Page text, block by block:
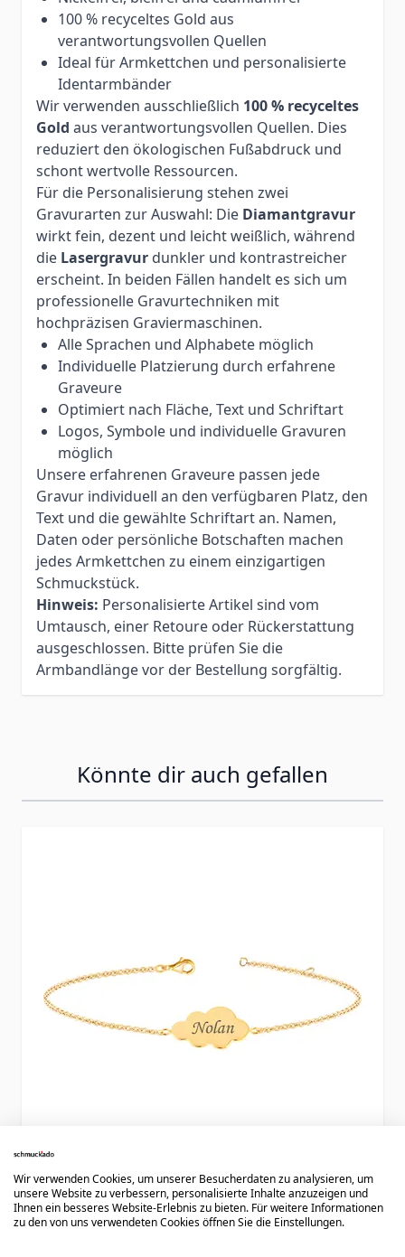
100 % recyceltes Gold aus
verantwortungsvollen Quellen
Ideal für Armkettchen und personalisierte
Identarmbänder
Wir verwenden ausschließlich 100 % recyceltes
Gold aus verantwortungsvollen Quellen. Dies
reduziert den ökologischen Fußabdruck und
schont wertvolle Ressourcen.
Für die Personalisierung stehen zwei
Gravurarten zur Auswahl: Die Diamantgravur
wirkt fein, dezent und leicht weißlich, während
die Lasergravur dunkler und kontrastreicher
erscheint. In beiden Fällen handelt es sich um
professionelle Gravurtechniken mit
hochpräzisen Graviermaschinen.
Alle Sprachen und Alphabete möglich
Individuelle Platzierung durch erfahrene
Graveure
Optimiert nach Fläche, Text und Schriftart
Logos, Symbole und individuelle Gravuren
möglich
Unsere erfahrenen Graveure passen jede
Gravur individuell an den verfügbaren Platz, den
Text und die gewählte Schriftart an. Namen,
Daten oder persönliche Botschaften machen
jedes Armkettchen zu einem einzigartigen
Schmuckstück.
Hinweis: Personalisierte Artikel sind vom
Umtausch, einer Retoure oder Rückerstattung
ausgeschlossen. Bitte prüfen Sie die
Armbandlänge vor der Bestellung sorgfältig.
Könnte dir auch gefallen
Wolkenarmband vergoldet mit Gravur -
2430
Wir verwenden Cookies, um unserer Besucherdaten zu analysieren, um
unsere Website zu verbessern, personalisierte Inhalte anzuzeigen und
Ihnen ein besseres Website-Erlebnis zu bieten. Für weitere Informationen
zu den von uns verwendeten Cookies öffnen Sie die Einstellungen.